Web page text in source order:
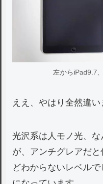
左からiPad9.7
ええ、やはり全然違い
光沢系は人モノ光、
が、アンチグレアだ
どわからないレベル